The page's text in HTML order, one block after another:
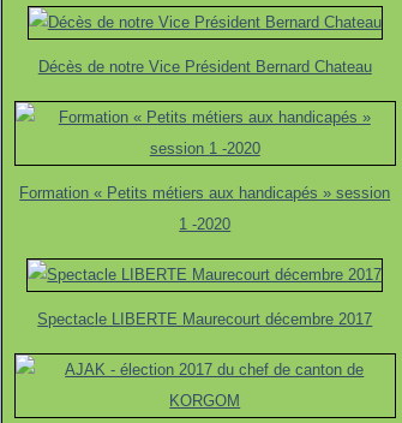
Décès de notre Vice Président Bernard Chateau
Formation « Petits métiers aux handicapés » session
1 -2020
Spectacle LIBERTE Maurecourt décembre 2017